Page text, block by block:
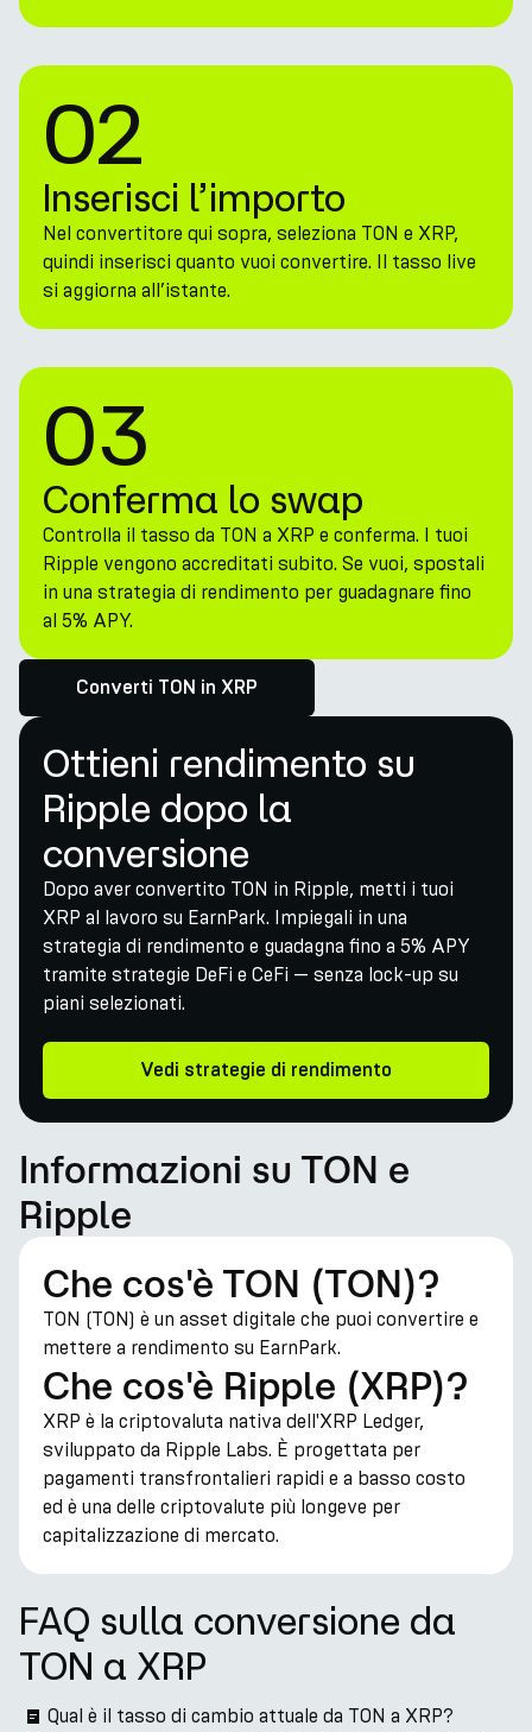
02
Inserisci l’importo
Nel convertitore qui sopra, seleziona TON e XRP,
quindi inserisci quanto vuoi convertire. Il tasso live
si aggiorna all’istante.
03
Conferma lo swap
Controlla il tasso da TON a XRP e conferma. I tuoi
Ripple vengono accreditati subito. Se vuoi, spostali
in una strategia di rendimento per guadagnare fino
al 5% APY.
Converti TON in XRP
Ottieni rendimento su
Ripple dopo la
conversione
Dopo aver convertito TON in Ripple, metti i tuoi
XRP al lavoro su EarnPark. Impiegali in una
strategia di rendimento e guadagna fino a 5% APY
tramite strategie DeFi e CeFi — senza lock-up su
piani selezionati.
Vedi strategie di rendimento
Informazioni su TON e
Ripple
Che cos'è TON (TON)?
TON (TON) è un asset digitale che puoi convertire e
mettere a rendimento su EarnPark.
Che cos'è Ripple (XRP)?
XRP è la criptovaluta nativa dell'XRP Ledger,
sviluppato da Ripple Labs. È progettata per
pagamenti transfrontalieri rapidi e a basso costo
ed è una delle criptovalute più longeve per
capitalizzazione di mercato.
FAQ sulla conversione da
TON a XRP
Qual è il tasso di cambio attuale da TON a XRP?